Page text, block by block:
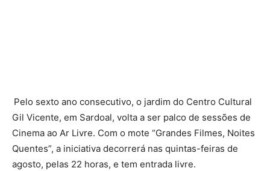
Pelo sexto ano consecutivo, o jardim do Centro Cultural
Gil Vicente, em Sardoal, volta a ser palco de sessões de
Cinema ao Ar Livre. Com o mote “Grandes Filmes, Noites
Quentes”, a iniciativa decorrerá nas quintas-feiras de
agosto, pelas 22 horas, e tem entrada livre.